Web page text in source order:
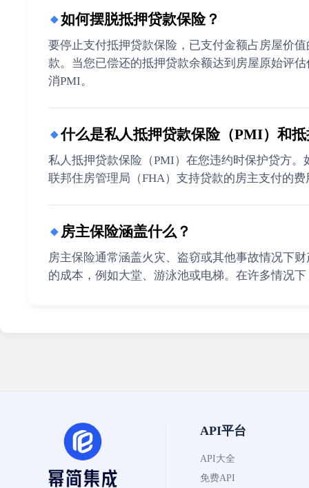
🔸如何摆脱抵押贷款保险？
要停止支付抵押贷款保险，已支付金额占房屋价
款。当您已偿还的抵押贷款余额达到房屋原始评
消PMI。
🔸什么是私人抵押贷款保险（PMI）和
私人抵押贷款保险（PMI）在您违约时保护贷方
联邦住房管理局（FHA）支持贷款的房主支付的
🔸 房主保险涵盖什么？
房主保险通常涵盖火灾、盗窃或其他事故情况下
的成本，例如大堂、游泳池或电梯。在许多情况
API平台
API大全
免费API